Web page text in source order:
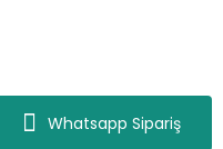
Whatsapp Sipariş